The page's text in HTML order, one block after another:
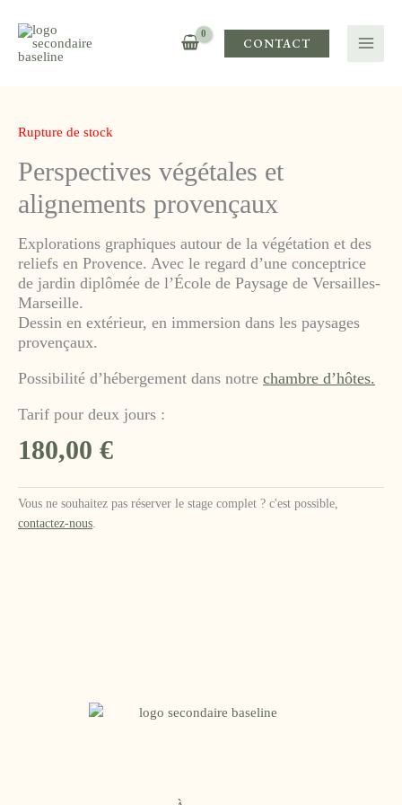
contenu
CONTACT
Perspectives végétales et
alignements provençaux
180,00 €
Rupture de stock
Vous ne souhaitez pas réserver le stage complet ? c'est possible,
contactez-nous
Explorations graphiques autour de la végétation et des
reliefs en Provence. Avec le regard d’une conceptrice
de jardin diplômée de l’École de Paysage de Versailles-
Marseille.
Dessin en extérieur, en immersion dans les paysages
provençaux.
Possibilité d’hébergement dans notre chambre d’hôtes.
Tarif pour deux jours :